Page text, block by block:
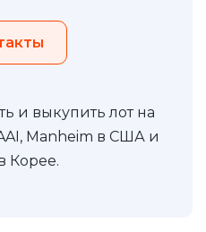
и выкупить лот на
Manheim в США и
Корее.